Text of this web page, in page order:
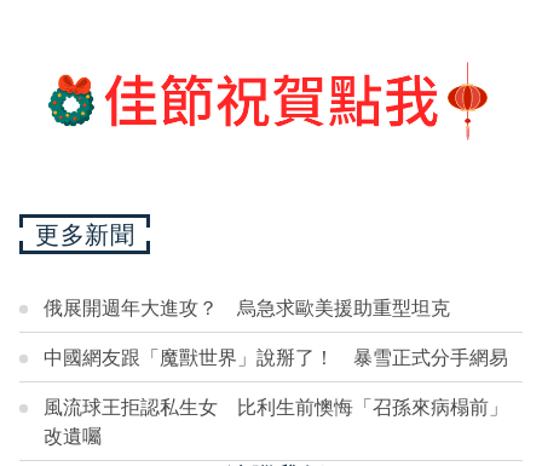
更多新聞
俄展開週年大進攻？ 烏急求歐美援助重型坦克
中國網友跟「魔獸世界」說掰了！ 暴雪正式分手網易
風流球王拒認私生女 比利生前懊悔「召孫來病榻前」
改遺囑